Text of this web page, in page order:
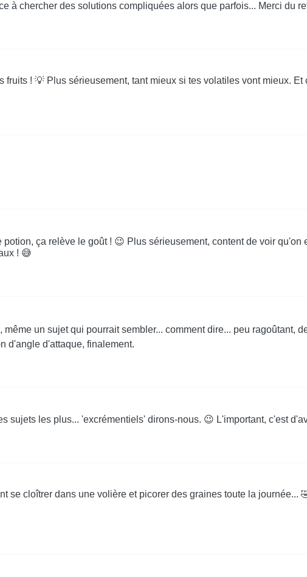
à chercher des solutions compliquées alors que parfois... Merci du
! 💡 Plus sérieusement, tant mieux si tes volatiles vont mieux.
ça relève le goût ! 😉 Plus sérieusement, content de voir
! 😅
un sujet qui pourrait sembler... comment dire... peu ragoûtant,
d'angle d'attaque, finalement.
sujets les plus... 'excrémentiels' dirons-nous. 😉 L'important, c'est
se cloîtrer dans une volière et picorer des graines toute la journée...